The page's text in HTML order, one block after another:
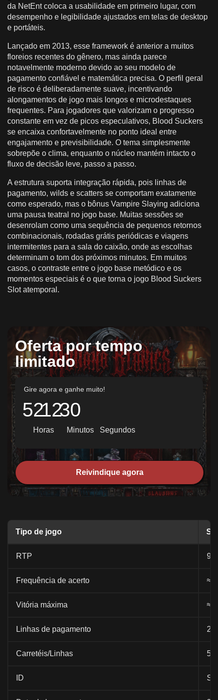
da NetEnt coloca a usabilidade em primeiro lugar, com
desempenho e legibilidade ajustados em telas de desktop
e portáteis.
Lançado em 2013, esse framework é anterior a muitos
floreios recentes do gênero, mas ainda parece
notavelmente moderno devido ao seu modelo de
pagamento confiável e matemática precisa. O perfil geral
de risco é deliberadamente suave, incentivando
alongamentos de jogo mais longos e microdestaques
frequentes. Para jogadores que valorizam o progresso
constante em vez de picos especulativos, Blood Suckers
se encaixa confortavelmente no ponto ideal entre
engajamento e previsibilidade. O tema simplesmente
sobrepõe o clima, enquanto o núcleo mantém intacto o
fluxo de decisão leve, passo a passo.
A estrutura suporta integração rápida, pois linhas de
pagamento, wilds e scatters se comportam exatamente
como esperado, mas o bônus Vampire Slaying adiciona
uma pausa teatral no jogo base. Muitas sessões se
desenrolam como uma sequência de pequenos retornos
combinacionais, rodadas grátis periódicas e viagens
intermitentes para a sala do caixão, onde as escolhas
determinam o tom dos próximos minutos. Em muitos
casos, o contraste entre o jogo base metódico e os
momentos especiais é o que torna o jogo Blood Suckers
Slot atemporal.
Oferta por tempo
limitado
Gire agora e ganhe muito!
521228
Horas Minutos Segundos
Reivindique agora
Tipo de jogo
RTP
Frequência de acerto
Vitória máxima
Linhas de pagamento 25
Carretéis/Linhas
ID